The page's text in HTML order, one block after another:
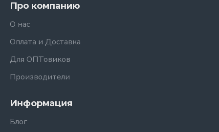
Про компанию
О нас
Оплата и Доставка
Для ОПТовиков
Производители
Информация
Блог